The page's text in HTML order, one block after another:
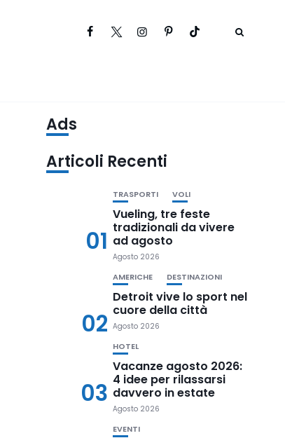
Ads
Articoli Recenti
01
TRASPORTI VOLI
Vueling, tre feste
tradizionali da vivere
ad agosto
Agosto 2026
02
AMERICHE DESTINAZIONI
Detroit vive lo sport nel
cuore della città
Agosto 2026
03
HOTEL
Vacanze agosto 2026:
4 idee per rilassarsi
davvero in estate
Agosto 2026
EVENTI